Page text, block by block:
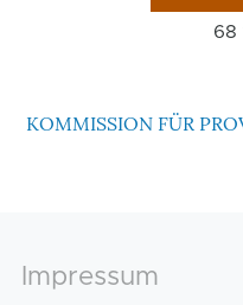
KOMMISSION FÜR
Footer
Impressum